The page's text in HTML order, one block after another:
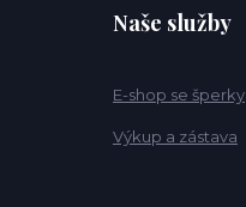
Naše služby
E-shop se šperky
Výkup a zástava